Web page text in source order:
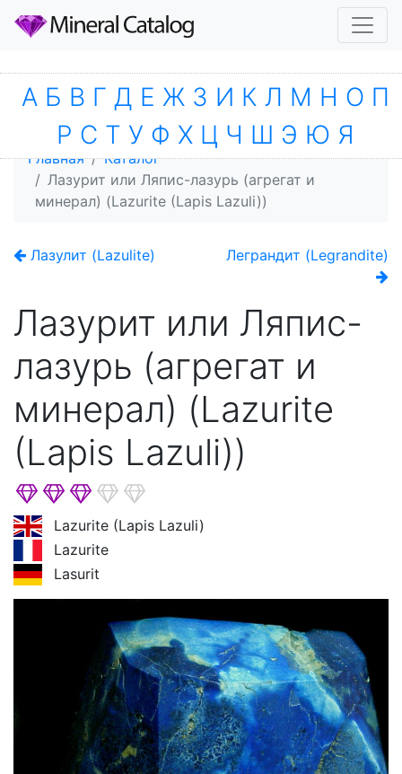
Главная
Каталог
Лазурит или Ляпис-лазурь (агрегат и
минерал) (Lazurite (Lapis Lazuli))
Лазулит (Lazulite) Леграндит (Legrandite)
Лазурит или Ляпис-
лазурь (агрегат и
минерал) (Lazurite
(Lapis Lazuli))
Lazurite (Lapis Lazuli)
Lazurite
Lasurit
А Б В Г Д Е Ж З И К Л М Н О П
Р С Т У Ф Х Ц Ч Ш Э Ю Я